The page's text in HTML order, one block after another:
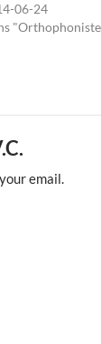
06-24
email.